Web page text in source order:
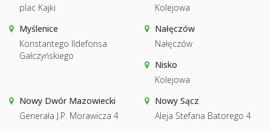
plac Kajki
Kolejowa
Myślenice
Konstantego Ildefonsa
Gałczyńskiego
Nałęczów
Nałęczów
Nisko
Kolejowa
Nowy Dwór Mazowiecki
Generała J.P. Morawicza 4
Nowy Sącz
Aleja Stefana Batorego 4